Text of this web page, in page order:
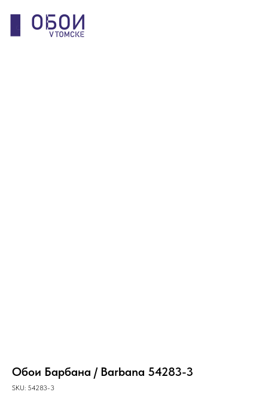
Обои Барбана / Barbana 54283-3
SKU: 54283-3